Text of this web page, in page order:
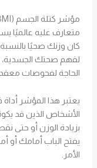
متعارف عليه عالميًا
كان وزنك صحيًا
لفهم صحتك
الحاجة لفحوصات
يعتبر هذا المؤشر
الأشخاص الذين قد
بزيادة الوزن أو حتى
يفتح الباب أمامك أو
الأمر.